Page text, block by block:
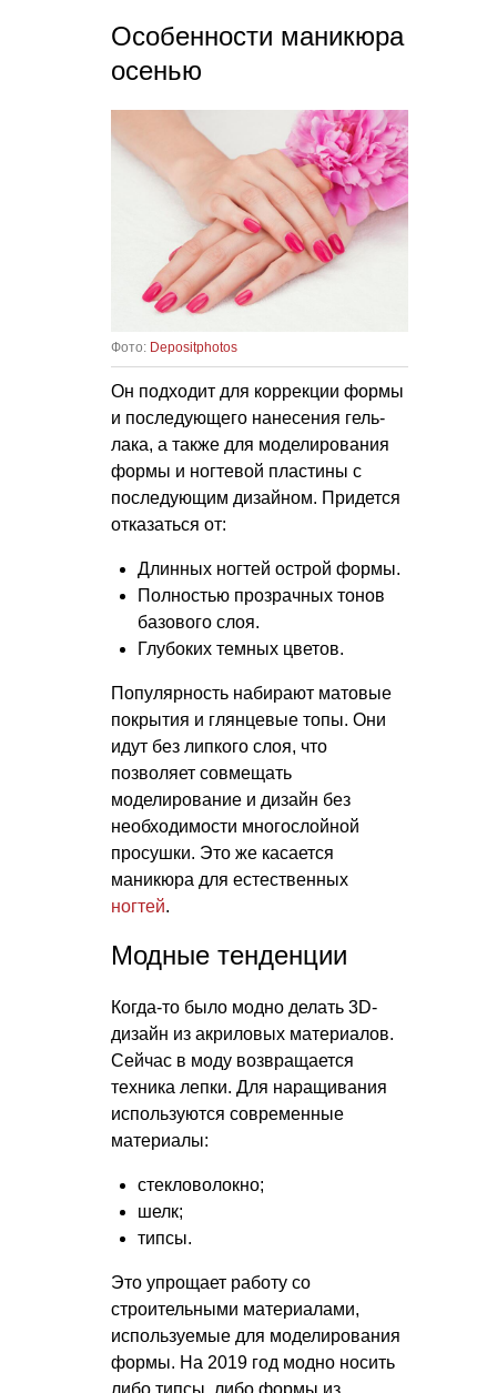
Особенности маникюра
осенью
Фото: Depositphotos
Он подходит для коррекции формы
и последующего нанесения гель-
лака, а также для моделирования
формы и ногтевой пластины с
последующим дизайном. Придется
отказаться от:
Длинных ногтей острой формы.
Полностью прозрачных тонов
базового слоя.
Глубоких темных цветов.
Популярность набирают матовые
покрытия и глянцевые топы. Они
идут без липкого слоя, что
позволяет совмещать
моделирование и дизайн без
необходимости многослойной
просушки. Это же касается
маникюра для естественных
ногтей.
Модные тенденции
Когда-то было модно делать 3D-
дизайн из акриловых материалов.
Сейчас в моду возвращается
техника лепки. Для наращивания
используются современные
материалы:
стекловолокно;
шелк;
типсы.
Это упрощает работу со
строительными материалами,
используемые для моделирования
формы. На 2019 год модно носить
либо типсы, либо формы из